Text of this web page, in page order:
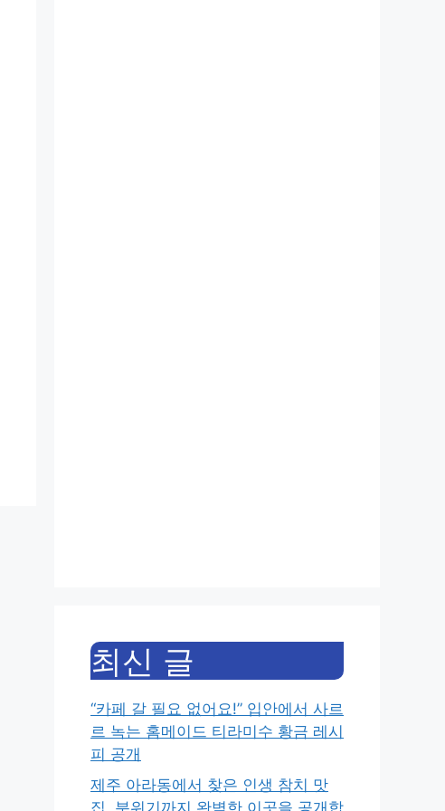
최신 글
“카페 갈 필요 없어요!” 입안에서 사르
르 녹는 홈메이드 티라미수 황금 레시
피 공개
제주 아라동에서 찾은 인생 참치 맛
집, 분위기까지 완벽한 이곳을 공개합